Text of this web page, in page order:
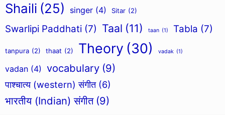
Shaili (25) singer (4) Sitar (2)
Swarlipi Paddhati (7) Taal (11) taan (1) Tabla (7)
tanpura (2) thaat (2) Theory (30) vadak (1)
vadan (4) vocabulary (9)
पाश्चात्य (western) संगीत (6)
भारतीय (Indian) संगीत (9)